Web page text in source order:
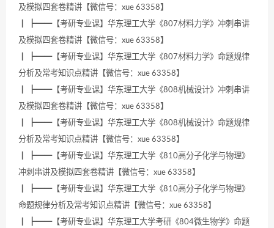
及模拟四套卷精讲【微信号：xue 63358】
┃ ┣━━【考研专业课】华东理工大学《807材料力学》冲刺串讲
及模拟四套卷精讲【微信号：xue 63358】
┃ ┣━━【考研专业课】华东理工大学《807材料力学》命题规律
分析及常考知识点精讲【微信号：xue 63358】
┃ ┣━━【考研专业课】华东理工大学《808机械设计》冲刺串讲
及模拟四套卷精讲【微信号：xue 63358】
┃ ┣━━【考研专业课】华东理工大学《808机械设计》命题规律
分析及常考知识点精讲【微信号：xue 63358】
┃ ┣━━【考研专业课】华东理工大学《810高分子化学与物理》
冲刺串讲及模拟四套卷精讲【微信号：xue 63358】
┃ ┣━━【考研专业课】华东理工大学《810高分子化学与物理》
命题规律分析及常考知识点精讲【微信号：xue 63358】
┃ ┣━━【考研专业课】华东理工大学考研《804微生物学》命题